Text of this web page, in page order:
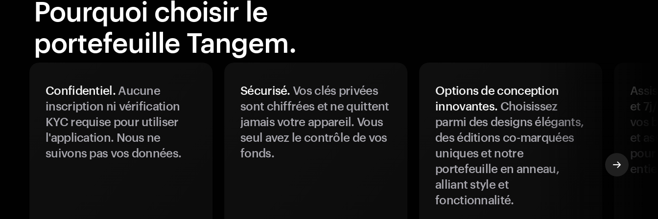
Pourquoi choisir le
portefeuille Tangem.
Confidentiel.Aucune
inscription ni vérification
KYC requise pour utiliser
l'application. Nous ne
suivons pas vos données.
Sécurisé. Vos clés privées
sont chiffrées et ne quittent
jamais votre appareil. Vous
seul avez le contrôle de vos
fonds.
Options de conception
innovantes. Choisissez
parmi des designs élégants,
des éditions co-marquées
uniques et notre
portefeuille en anneau,
alliant style et
fonctionnalité.
et
vos
et